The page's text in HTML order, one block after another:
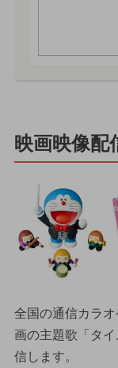
映画映像
全国の通信カラ
画の主題歌「タ
信します。